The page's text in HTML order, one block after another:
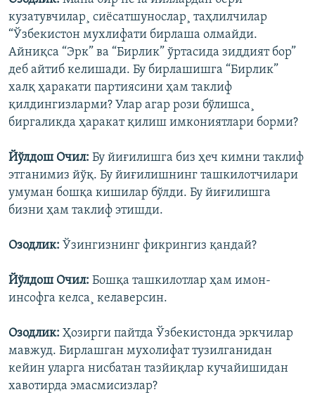
кузатувчилар¸ сиëсатшунослар¸ таҳлилчилар
“Ўзбекистон мухлифати бирлаша олмайди.
Айниқса “Эрк” ва “Бирлик” ўртасида зиддият бор”
деб айтиб келишади. Бу бирлашишга “Бирлик”
халқ ҳаракати партиясини ҳам таклиф
қилдингизларми? Улар агар рози бўлишса¸
биргаликда ҳаракат қилиш имкониятлари борми?
Йўлдош Очил: Бу йиғилишга биз ҳеч кимни таклиф
этганимиз йўқ. Бу йиғилишнинг ташкилотчилари
умуман бошқа кишилар бўлди. Бу йиғилишга
бизни ҳам таклиф этишди.
Озодлик: Ўзингизнинг фикрингиз қандай?
Йўлдош Очил: Бошқа ташкилотлар ҳам имон-
инсофга келса¸ келаверсин.
Озодлик: Ҳозирги пайтда Ўзбекистонда эркчилар
мавжуд. Бирлашган мухолифат тузилганидан
кейин уларга нисбатан тазйиқлар кучайишидан
хавотирда эмасмисизлар?